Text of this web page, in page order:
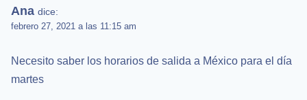
Ana dice:
febrero 27, 2021 a las 11:15 am
Necesito saber los horarios de salida a México para el día
martes